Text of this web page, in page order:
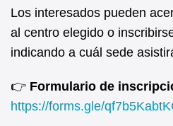
Los interesados pueden
al centro elegido o
indicando a cuál sede
👉 Formulario de
https://forms.gle/